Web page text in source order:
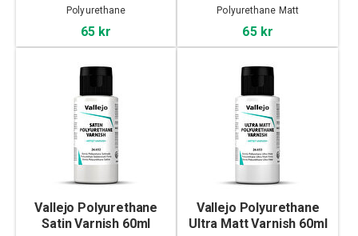
Polyurethane
65 kr
Polyurethane Matt
65 kr
Vallejo Polyurethane
Satin Varnish 60ml
Vallejo Polyurethane
Ultra Matt Varnish 60ml